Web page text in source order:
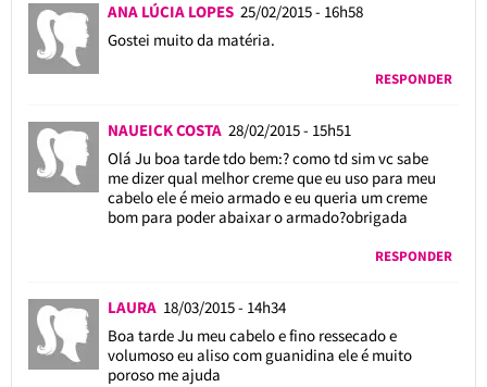
ANA LÚCIA LOPES 25/02/2015 - 16h58
Gostei muito da matéria.
RESPONDER
NAUEICK COSTA 28/02/2015 - 15h51
Olá Ju boa tarde tdo bem:? como td sim vc sabe
me dizer qual melhor creme que eu uso para meu
cabelo ele é meio armado e eu queria um creme
bom para poder abaixar o armado?obrigada
RESPONDER
LAURA 18/03/2015 - 14h34
Boa tarde Ju meu cabelo e fino ressecado e
volumoso eu aliso com guanidina ele é muito
poroso me ajuda